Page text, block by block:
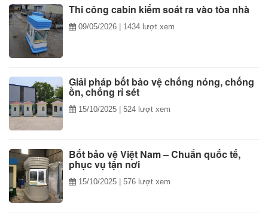
Thi công cabin kiểm soát ra vào tòa nhà
09/05/2026 | 1434 lượt xem
Giải pháp bốt bảo vệ chống nóng, chống
ồn, chống rỉ sét
15/10/2025 | 524 lượt xem
Bốt bảo vệ Việt Nam – Chuẩn quốc tế,
phục vụ tận nơi
15/10/2025 | 576 lượt xem